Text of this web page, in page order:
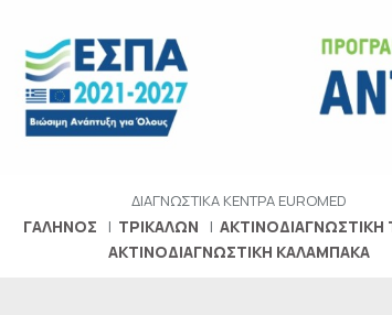
ΔΙΑΓΝΩΣΤΙΚΑ ΚΕΝΤΡΑ EUROMED
ΓΑΛΗΝΟΣ ΤΡΙΚΑΛΩΝ
ΑΚΤΙΝΟΔΙΑΓΝΩΣΤΙΚΗ
ΑΚΤΙΝΟΔΙΑΓΝΩΣΤΙΚΗ ΚΑΛΑΜΠΑΚΑ